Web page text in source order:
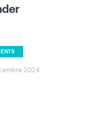
2024